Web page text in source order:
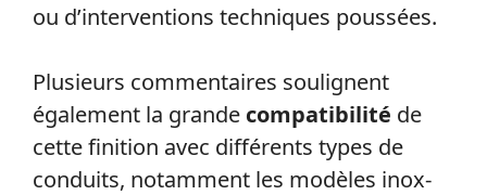
ou d’interventions techniques poussées.
Plusieurs commentaires soulignent
également la grande compatibilité de
cette finition avec différents types de
conduits, notamment les modèles inox-